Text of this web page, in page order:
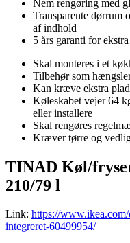
Nem rengøring med
Transparente dørrum
af indhold
5 års garanti for
Skal monteres i et
Tilbehør som
Kan kræve ekstra
Køleskabet vejer 64
eller installere
Skal rengøres
Kræver tørre og
TINAD Køl/
210/79 l
Link: https://
integreret-60499954/